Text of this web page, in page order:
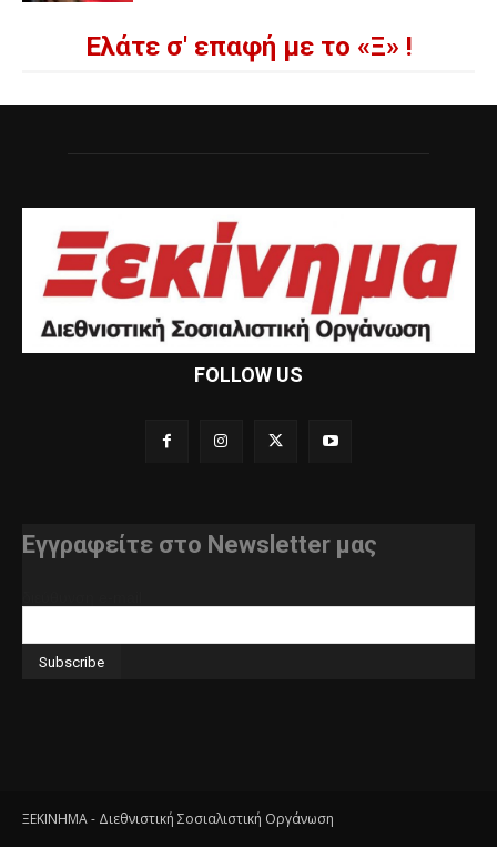
Ελάτε σ' επαφή με το «Ξ» !
FOLLOW US
Εγγραφείτε στο Newsletter μας
ΞΕΚΙΝΗΜΑ - Διεθνιστική Σοσιαλιστική Οργάνωση